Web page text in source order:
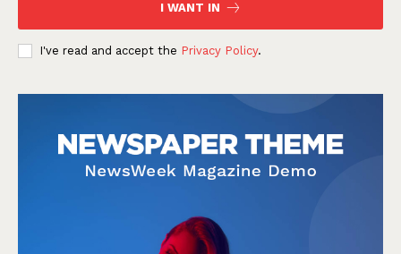
I WANT IN
I've read and accept the Privacy Policy.